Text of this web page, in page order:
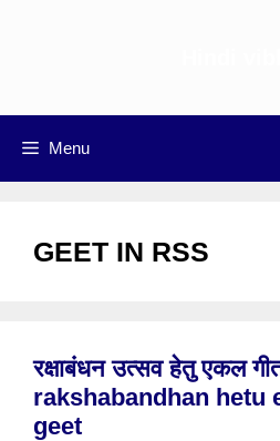
Menu
GEET IN RSS
रक्षाबंधन उत्सव हेतु एकल
rakshabandhan hetu
geet